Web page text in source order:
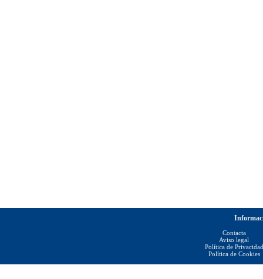
Contacta
Aviso legal
Política de Privacidad
Política de Cookies